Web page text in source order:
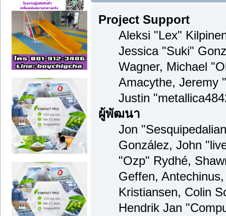
Project Support
Aleksi "Lex"
Jessica "Suki"
Wagner, Michael
Amacythe, Jeremy
Justin
ผู้พัฒนา
Jon
González, John
"Ozp" Rydhé,
Geffen,
Kristiansen, Colin
Hendrik Jan